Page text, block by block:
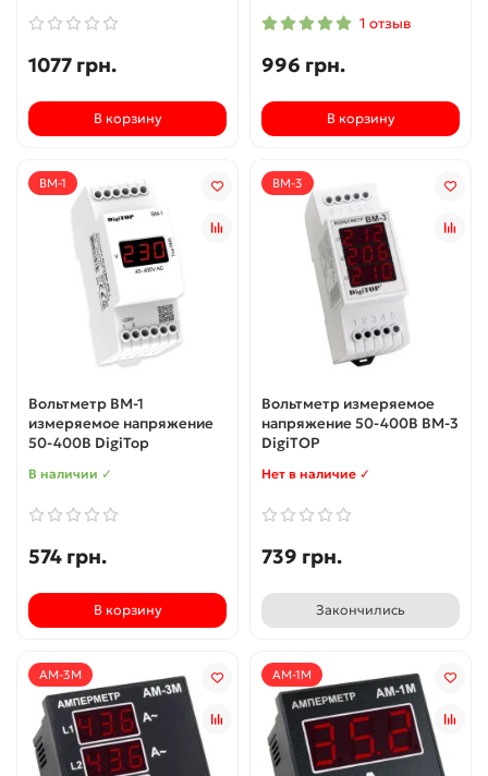
1077 грн.
В корзину
1 отзыв
996 грн.
В корзину
ВМ-1
Вольтметр ВМ-1
измеряемое напряжение
50-400В DigiTop
В наличии ✓
574 грн.
В корзину
ВМ-3
Вольтметр измеряемое
напряжение 50-400В ВМ-3
DigiTOP
Нет в наличие ✓
739 грн.
Закончились
АМ-3М АМ-1М